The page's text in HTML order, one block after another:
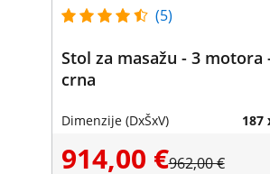
(5)
Stol za masažu - 3 motora
crna
Dimenzije (DxŠxV) 187
914,00 €962,00 €